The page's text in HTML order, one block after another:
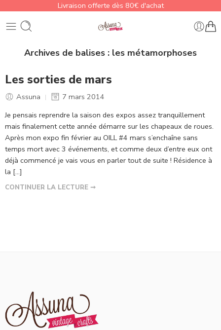
Livraison offerte dès 80€ d'achat
Archives de balises : les métamorphoses
Les sorties de mars
Assuna
7 mars 2014
Je pensais reprendre la saison des expos assez tranquillement
mais finalement cette année démarre sur les chapeaux de roues.
Après mon expo fin février au OILL #4 mars s’enchaîne sans
temps mort avec 3 événements, et comme deux d’entre eux ont
déjà commencé je vais vous en parler tout de suite ! Résidence à
la […]
CONTINUER LA LECTURE ➞